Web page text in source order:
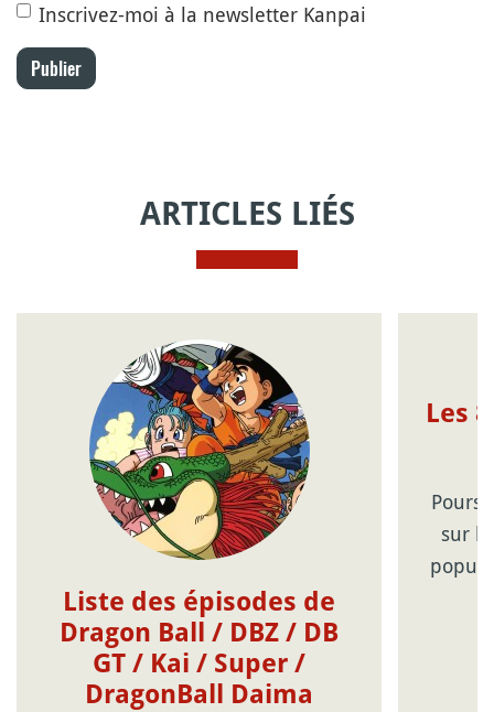
Inscrivez-moi à la newsletter Kanpai
Publier
ARTICLES LIÉS
Liste des épisodes de
Dragon Ball / DBZ / DB
GT / Kai / Super /
DragonBall Daima
Les
sur